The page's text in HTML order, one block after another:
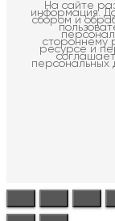
На сайте
информация.
сбором и
стороннему
ресурсе и
персональных